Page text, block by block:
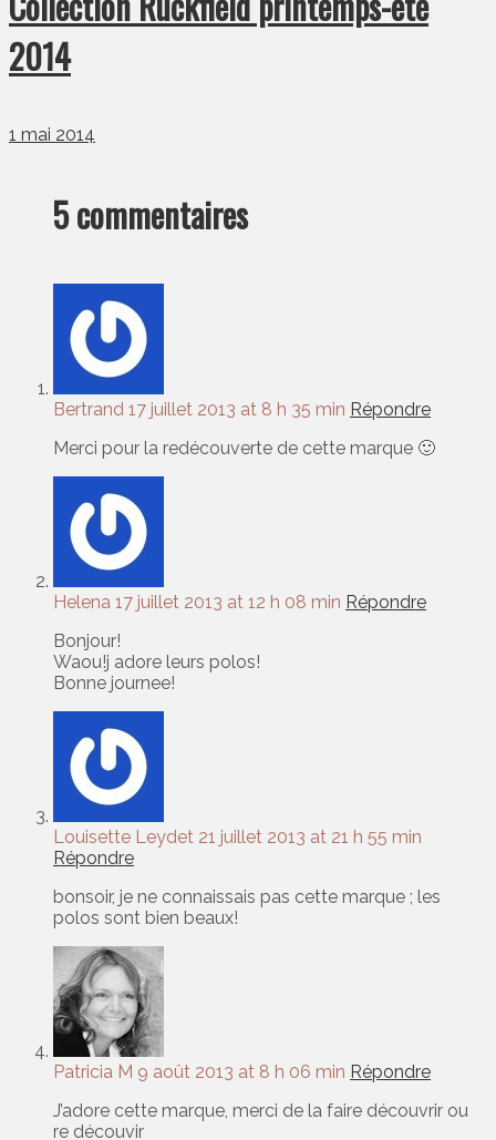
2014
1 mai 2014
5 commentaires
Bertrand 17 juillet 2013 at 8 h 35 min Répondre
Merci pour la redécouverte de cette marque 🙂
Helena 17 juillet 2013 at 12 h 08 min Répondre
Bonjour!
Waou!j adore leurs polos!
Bonne journee!
Louisette Leydet 21 juillet 2013 at 21 h 55 min
Répondre
bonsoir, je ne connaissais pas cette marque ; les
polos sont bien beaux!
Patricia M 9 août 2013 at 8 h 06 min Répondre
J’adore cette marque, merci de la faire découvrir ou
re découvir